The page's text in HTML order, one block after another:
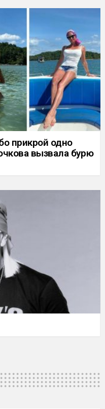
прикрой одно
вызвала бурю